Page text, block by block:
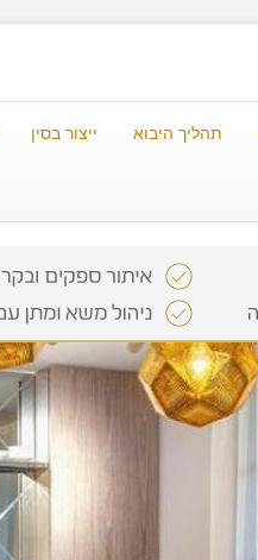
תהליך היבוא ייצור בסין